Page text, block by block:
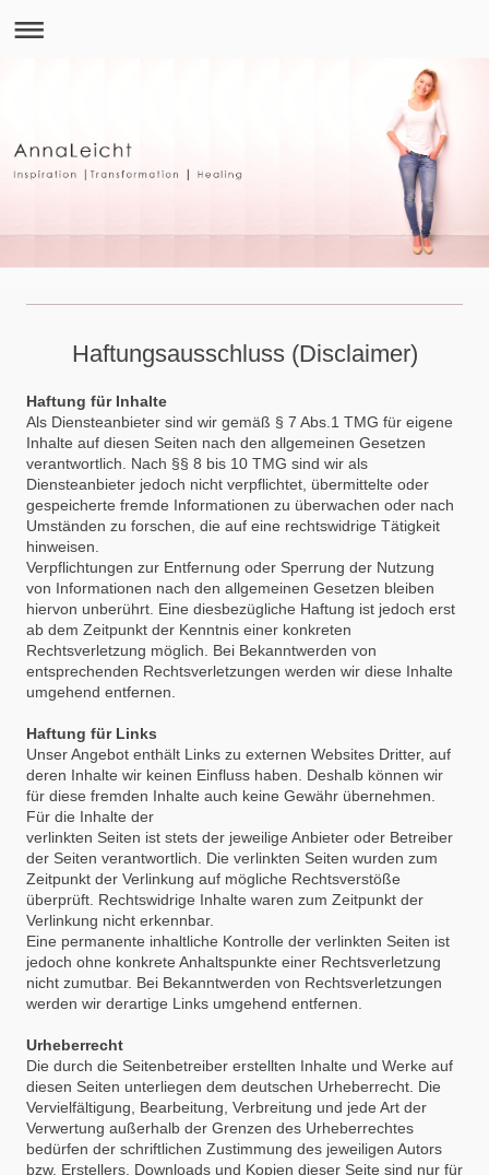
Haftungsausschluss (Disclaimer)
Haftung für Inhalte
Als Diensteanbieter sind wir gemäß § 7 Abs.1 TMG für eigene
Inhalte auf diesen Seiten nach den allgemeinen Gesetzen
verantwortlich. Nach §§ 8 bis 10 TMG sind wir als
Diensteanbieter jedoch nicht verpflichtet, übermittelte oder
gespeicherte fremde Informationen zu überwachen oder nach
Umständen zu forschen, die auf eine rechtswidrige Tätigkeit
hinweisen.
Verpflichtungen zur Entfernung oder Sperrung der Nutzung
von Informationen nach den allgemeinen Gesetzen bleiben
hiervon unberührt. Eine diesbezügliche Haftung ist jedoch erst
ab dem Zeitpunkt der Kenntnis einer konkreten
Rechtsverletzung möglich. Bei Bekanntwerden von
entsprechenden Rechtsverletzungen werden wir diese Inhalte
umgehend entfernen.
Haftung für Links
Unser Angebot enthält Links zu externen Websites Dritter, auf
deren Inhalte wir keinen Einfluss haben. Deshalb können wir
für diese fremden Inhalte auch keine Gewähr übernehmen.
Für die Inhalte der
verlinkten Seiten ist stets der jeweilige Anbieter oder Betreiber
der Seiten verantwortlich. Die verlinkten Seiten wurden zum
Zeitpunkt der Verlinkung auf mögliche Rechtsverstöße
überprüft. Rechtswidrige Inhalte waren zum Zeitpunkt der
Verlinkung nicht erkennbar.
Eine permanente inhaltliche Kontrolle der verlinkten Seiten ist
jedoch ohne konkrete Anhaltspunkte einer Rechtsverletzung
nicht zumutbar. Bei Bekanntwerden von Rechtsverletzungen
werden wir derartige Links umgehend entfernen.
Urheberrecht
Die durch die Seitenbetreiber erstellten Inhalte und Werke auf
diesen Seiten unterliegen dem deutschen Urheberrecht. Die
Vervielfältigung, Bearbeitung, Verbreitung und jede Art der
Verwertung außerhalb der Grenzen des Urheberrechtes
bedürfen der schriftlichen Zustimmung des jeweiligen Autors
bzw. Erstellers. Downloads und Kopien dieser Seite sind nur für